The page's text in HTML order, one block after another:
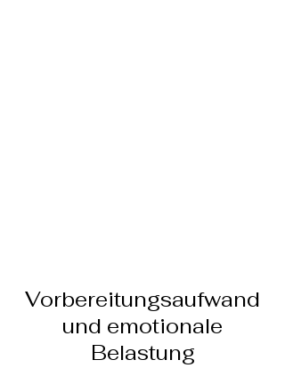
Vorbereitungsaufwand
und emotionale
Belastung